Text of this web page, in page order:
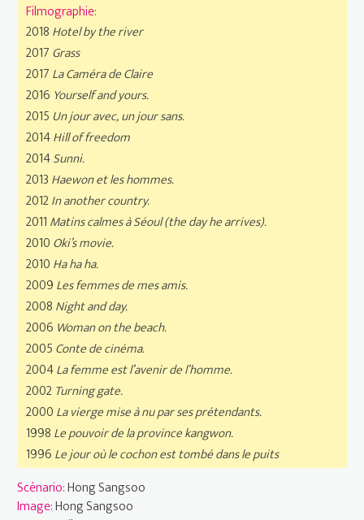
Filmographie:
2018Hotel by the river
2017Grass
2017La Caméra de Claire
2016 Yourself and yours.
2015 Un jour avec, un jour sans.
2014Hill of freedom
2014Sunni.
2013Haewon et les hommes.
2012In another country.
2011Matins calmes à Séoul (the day he arrives).
2010Oki’s movie.
2010Ha ha ha.
2009Les femmes de mes amis.
2008Night and day.
2006 Woman on the beach.
2005Conte de cinéma.
2004La femme est l’avenir de l’homme.
2002Turning gate.
2000La vierge mise à nu par ses prétendants.
1998Le pouvoir de la province kangwon.
1996Le jour où le cochon est tombé dans le puits
Scénario:Hong Sangsoo
Image:Hong Sangsoo